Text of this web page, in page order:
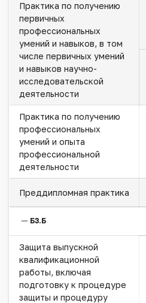
Практика по получению
первичных
профессиональных
умений и навыков, в том
числе первичных умений
и навыков научно-
исследовательской
деятельности
Практика по получению
профессиональных
умений и опыта
профессиональной
деятельности
Преддипломная практика
Б3.Б
Защита выпускной
квалификационной
работы, включая
подготовку к процедуре
защиты и процедуру